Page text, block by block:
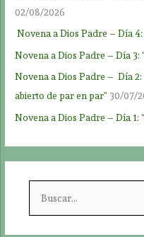
02/08/2026
Novena a Dios Padre – Día
Novena a Dios Padre – Día 3:
Novena a Dios Padre – Día
abierto de par en par” 30/07/
Novena a Dios Padre – Día 1: